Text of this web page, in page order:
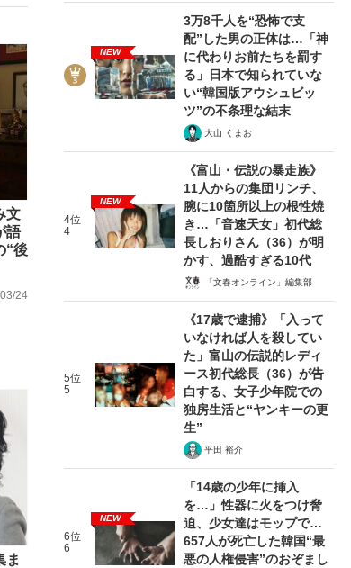
」『北の国から』倉本聰氏（91...
文
語
“後
24
ま
NEW
3万8千人を“恐怖で支
配”した男の正体は…「神
に代わりお前たちを罰す
る」日本で知られていな
い“韓国版アウシュビッ
ツ”の不条理な結末
大山 くまお
4位
4
NEW
《富山・伝説の暴走族》
11人からの集団リンチ、
腕に10箇所以上の根性焼
き…「音速天女」初代総
長しおりさん（36）が明
かす、過酷すぎる10代
「文春オンライン」編集部
5位
5
《17歳で逮捕》「入って
いなければ人を殺してい
た」富山の伝説的レディ
ース初代総長（36）が告
白する、女子少年院での
独房生活と“ヤンキーの更
生”
平田 裕介
6位
6
NEW
「14歳の少年に挿入
を…」性器に火をつけ脅
迫、少女達はモップで…
657人が死亡した韓国“最
悪の人権侵害”のおぞまし